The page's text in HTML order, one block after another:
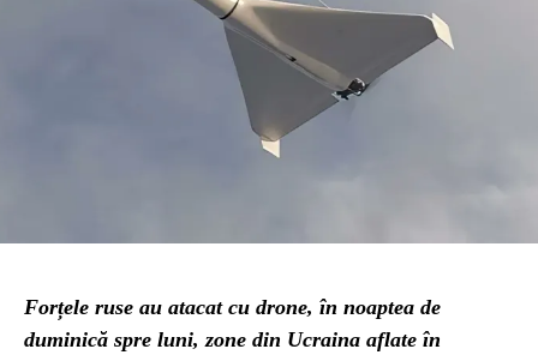
Forțele ruse au atacat cu drone, în noaptea de
duminică spre luni, zone din Ucraina aflate în